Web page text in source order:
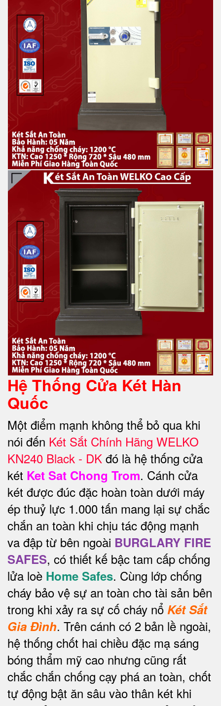
Hệ Thống Cửa Két Hàn
Quốc
Một điểm mạnh không thể bỏ qua khi
nói đến Két Sắt Chính Hãng WELKO
KN240 Black - DK đó là hệ thống cửa
két Ket Sat Chong Trom. Cánh cửa
két được đúc đặc hoàn toàn dưới máy
ép thuỷ lực 1.000 tấn mang lại sự chắc
chắn an toàn khi chịu tác động mạnh
va đập từ bên ngoài BURGLARY FIRE
SAFES, có thiết kế bậc tam cấp chống
lửa loè Home Safes. Cùng lớp chống
cháy bảo vệ sự an toàn cho tài sản bên
trong khi xảy ra sự cố cháy nổ Két Sắt
Gia Đình. Trên cánh có 2 bản lề ngoài,
hệ thống chốt hai chiều đặc mạ sáng
bóng thẩm mỹ cao nhưng cũng rất
chắc chắn chống cạy phá an toàn, chốt
tự động bật ăn sâu vào thân két khi